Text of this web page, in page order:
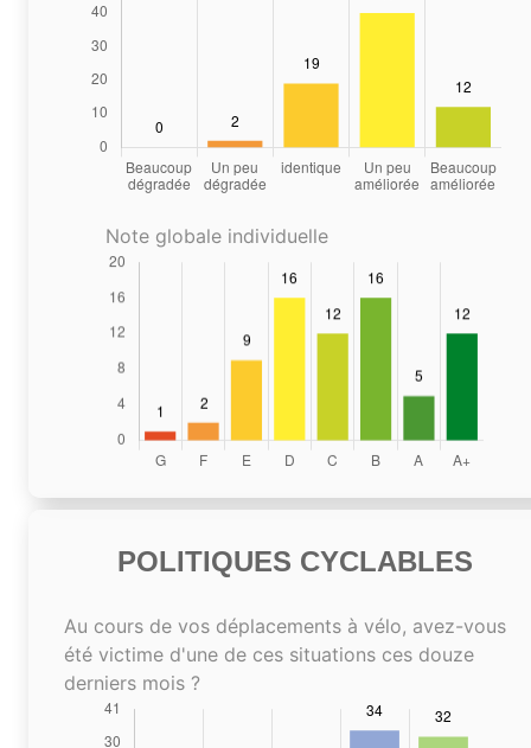
Note globale individuelle
POLITIQUES CYCLABLES
Au cours de vos déplacements à vélo, avez-vous
été victime d'une de ces situations ces douze
derniers mois ?